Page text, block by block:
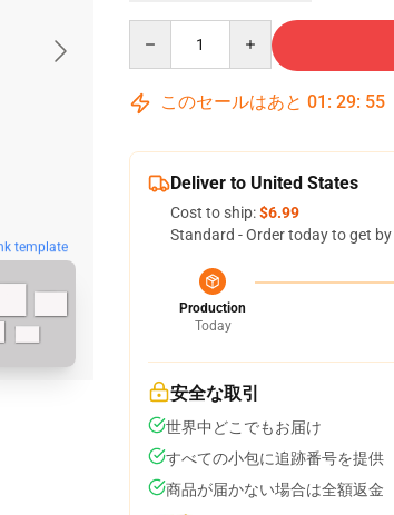
template
このセールはあと 01 : 29: 54
Deliver to United States
Cost to ship:$6.99
Standard - Order today to get by
Production
Today
安全な取引
世界中どこでもお届け
すべての小包に追跡番号を提供
商品が届かない場合は全額返金